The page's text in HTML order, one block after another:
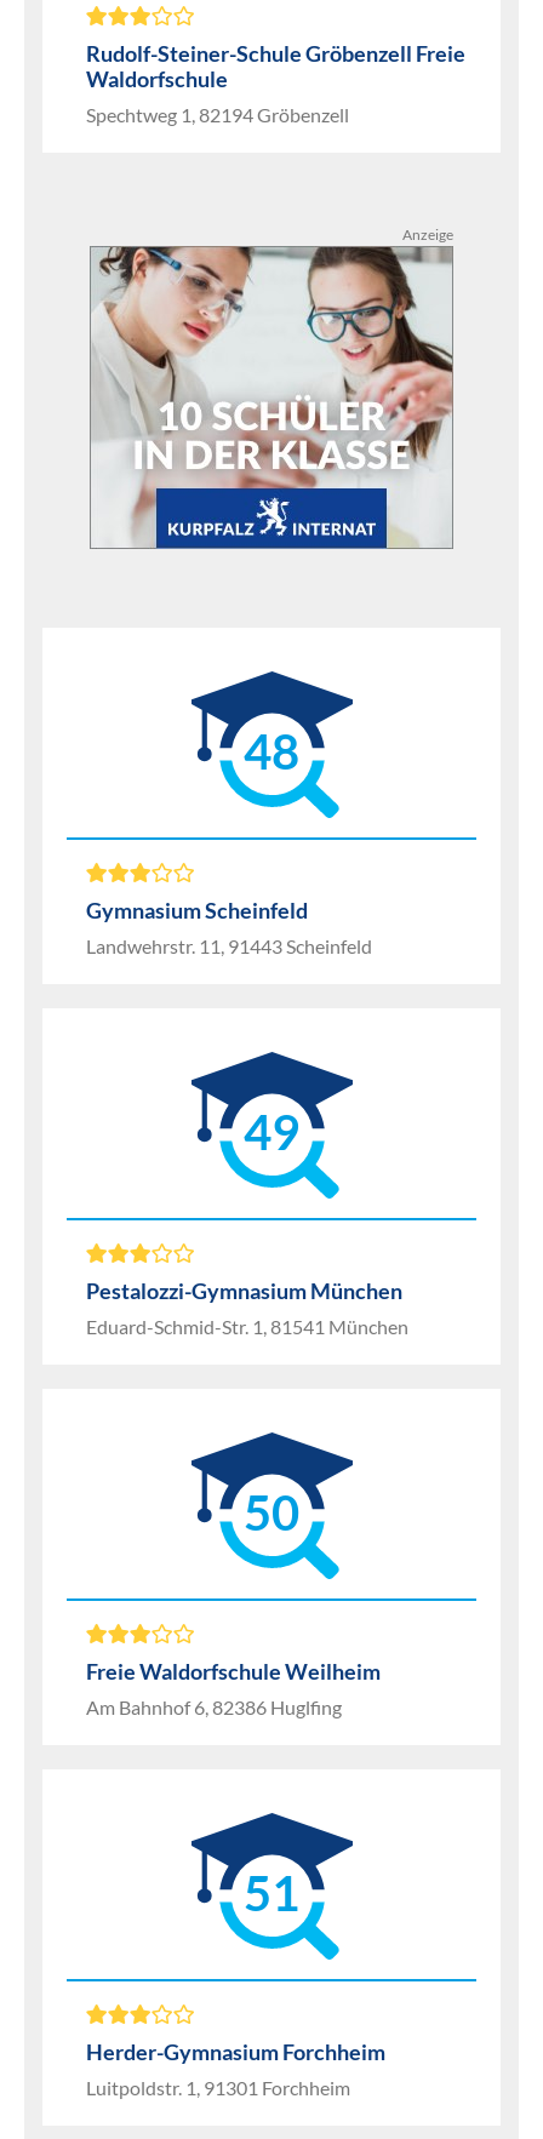
Rudolf-Steiner-Schule Gröbenzell Freie
Waldorfschule
Spechtweg 1, 82194 Gröbenzell
Anzeige
48
Gymnasium Scheinfeld
Landwehrstr. 11, 91443 Scheinfeld
49
Pestalozzi-Gymnasium München
Eduard-Schmid-Str. 1, 81541 München
50
Freie Waldorfschule Weilheim
Am Bahnhof 6, 82386 Huglfing
51
Herder-Gymnasium Forchheim
Luitpoldstr. 1, 91301 Forchheim